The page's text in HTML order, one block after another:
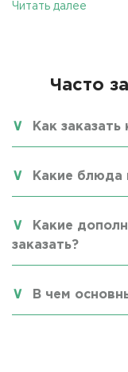
Читать далее
Часто
Как заказать
Какие блюда
Какие
заказать?
В чем